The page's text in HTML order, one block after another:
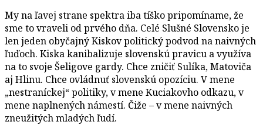
My na ľavej strane spektra iba tíško pripomíname, že
sme to vraveli od prvého dňa. Celé Slušné Slovensko je
len jeden obyčajný Kiskov politický podvod na naivných
ľuďoch. Kiska kanibalizuje slovenskú pravicu a využíva
na to svoje Šeligove gardy. Chce zničiť Sulíka, Matoviča
aj Hlinu. Chce ovládnuť slovenskú opozíciu. V mene
„nestraníckej“ politiky, v mene Kuciakovho odkazu, v
mene naplnených námestí. Čiže – v mene naivných
zneužitých mladých ľudí.